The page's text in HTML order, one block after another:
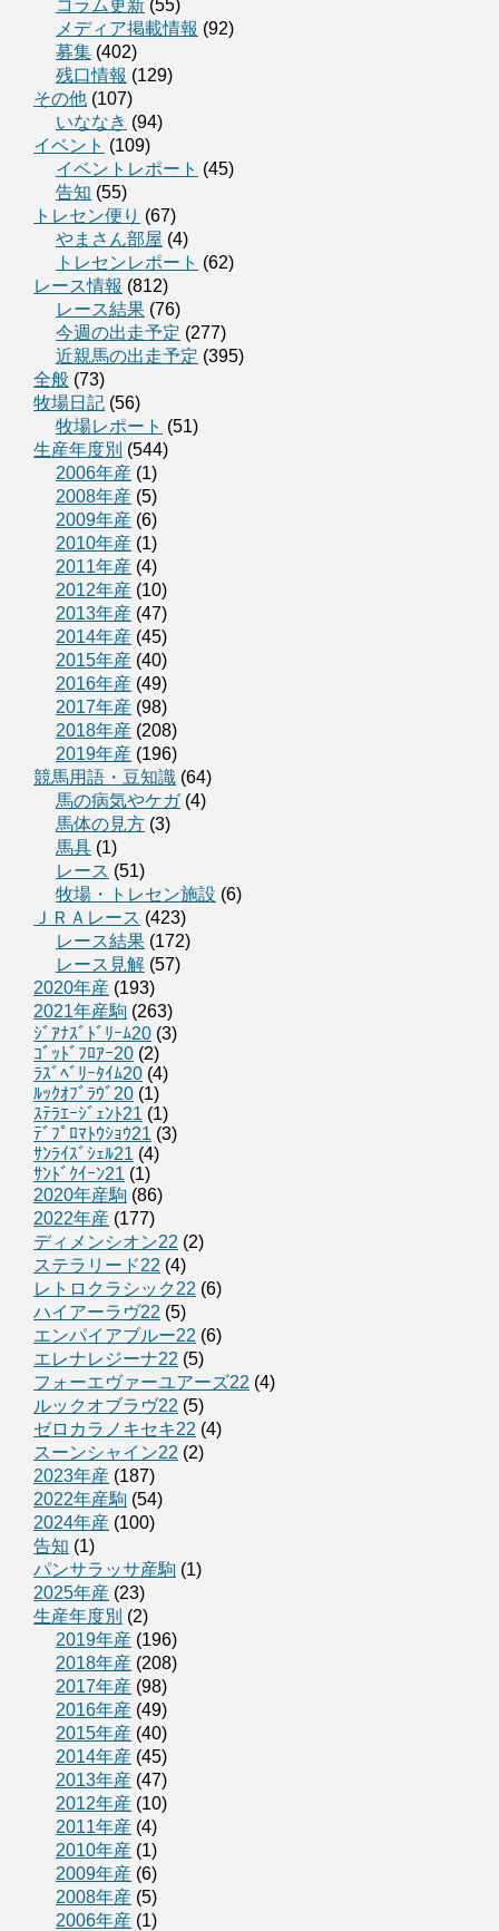
コラム更新 (55)
メディア掲載情報 (92)
募集 (402)
残口情報 (129)
その他 (107)
いななき (94)
イベント (109)
イベントレポート (45)
告知 (55)
トレセン便り (67)
やまさん部屋 (4)
トレセンレポート (62)
レース情報 (812)
レース結果 (76)
今週の出走予定 (277)
近親馬の出走予定 (395)
全般 (73)
牧場日記 (56)
牧場レポート (51)
生産年度別 (544)
2006年産 (1)
2008年産 (5)
2009年産 (6)
2010年産 (1)
2011年産 (4)
2012年産 (10)
2013年産 (47)
2014年産 (45)
2015年産 (40)
2016年産 (49)
2017年産 (98)
2018年産 (208)
2019年産 (196)
競馬用語・豆知識 (64)
馬の病気やケガ(4)
馬体の見方 (3)
馬具 (1)
レース (51)
牧場・トレセン施設 (6)
ＪＲＡレース (423)
レース結果 (172)
レース見解 (57)
2020年産 (193)
2021年産駒 (263)
ｼﾞｱﾅｽﾞﾄﾞﾘｰﾑ20 (3)
ｺﾞｯﾄﾞﾌﾛｱｰ20 (2)
ﾗｽﾞﾍﾞﾘｰﾀｲﾑ20 (4)
ﾙｯｸｵﾌﾞﾗｳﾞ20 (1)
ｽﾃﾗｴｰｼﾞｪﾝﾄ21 (1)
ﾃﾞﾌﾟﾛﾏﾄｳｼｮｳ21 (3)
ｻﾝﾗｲｽﾞｼｪﾙ21 (4)
ｻﾝﾄﾞｸｲｰﾝ21 (1)
2020年産駒 (86)
2022年産 (177)
ディメンシオン22 (2)
ステラリード22 (4)
レトロクラシック22 (6)
ハイアーラヴ22 (5)
エンパイアブルー22 (6)
エレナレジーナ22 (5)
フォーエヴァーユアーズ22 (4)
ルックオブラヴ22 (5)
ゼロカラノキセキ22 (4)
スーンシャイン22 (2)
2023年産 (187)
2022年産駒 (54)
2024年産 (100)
告知 (1)
パンサラッサ産駒 (1)
2025年産 (23)
生産年度別 (2)
2019年産 (196)
2018年産 (208)
2017年産 (98)
2016年産 (49)
2015年産 (40)
2014年産 (45)
2013年産 (47)
2012年産 (10)
2011年産 (4)
2010年産 (1)
2009年産 (6)
2008年産 (5)
2006年産 (1)